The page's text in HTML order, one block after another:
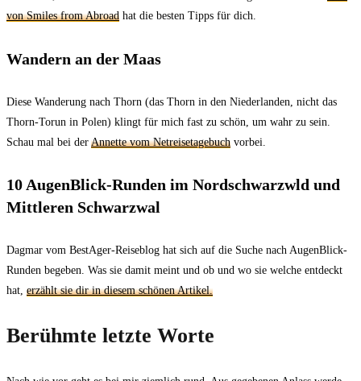
von Smiles from Abroad hat die besten Tipps für dich.
Wandern an der Maas
Diese Wanderung nach Thorn (das Thorn in den Niederlanden, nicht das
Thorn-Torun in Polen) klingt für mich fast zu schön, um wahr zu sein.
Schau mal bei der Annette vom Netreisetagebuch vorbei.
10 AugenBlick-Runden im Nordschwarzwld und
Mittleren Schwarzwal
Dagmar vom BestAger-Reiseblog hat sich auf die Suche nach AugenBlick-
Runden begeben. Was sie damit meint und ob und wo sie welche entdeckt
hat, erzählt sie dir in diesem schönen Artikel.
Berühmte letzte Worte